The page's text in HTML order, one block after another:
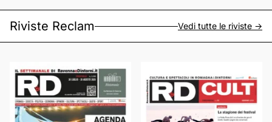
Riviste Reclam Vedi tutte le riviste ->